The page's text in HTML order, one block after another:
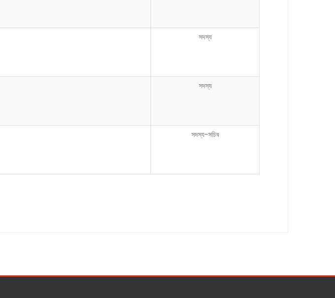
সদস্য
সদস্য
সদস্য-সচিব